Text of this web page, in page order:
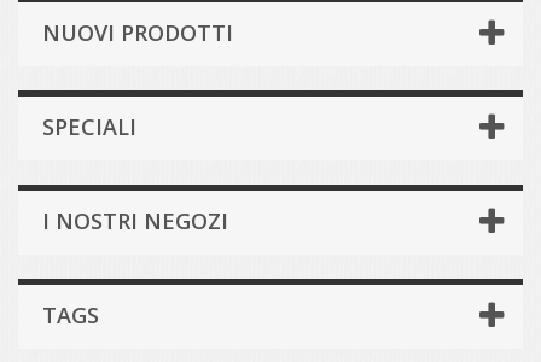
NUOVI PRODOTTI
SPECIALI
I NOSTRI NEGOZI
TAGS